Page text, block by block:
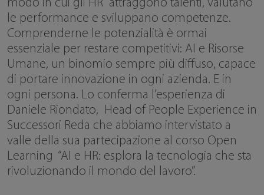
modo in cui gli HR attraggono talenti, valutano
le performance e sviluppano competenze.
Comprenderne le potenzialità è ormai
essenziale per restare competitivi: AI e Risorse
Umane, un binomio sempre più diffuso, capace
di portare innovazione in ogni azienda. E in
ogni persona. Lo conferma l’esperienza di
Daniele Riondato, Head of People Experience in
Successori Reda che abbiamo intervistato a
valle della sua partecipazione al corso Open
Learning “AI e HR: esplora la tecnologia che sta
rivoluzionando il mondo del lavoro”.